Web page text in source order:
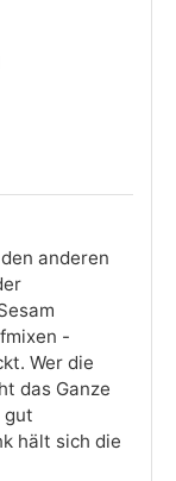
anderen
-
Wer die
das Ganze
gut
hält sich die